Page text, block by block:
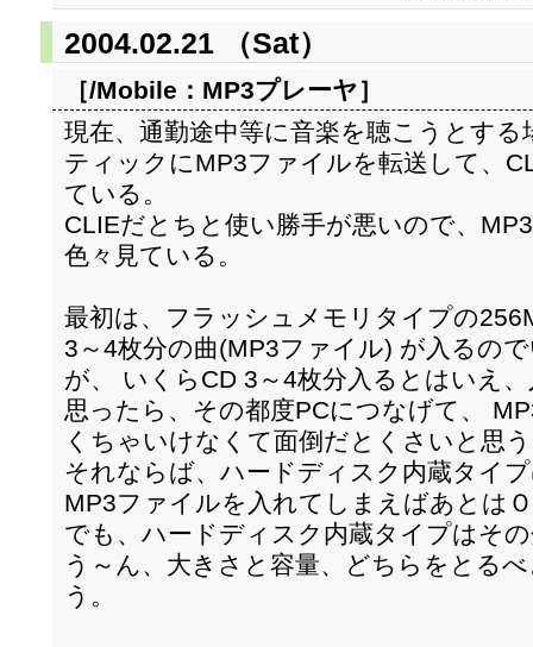
2004.02.21 （Sat）
［/Mobile： MP3プレーヤ］
現在、通勤途中等に音楽を聴こうとす
ティックにMP3ファイルを転送して、
ている。
CLIEだとちと使い勝手が悪いので、
色々見ている。
最初は、フラッシュメモリタイプの
3～4枚分の曲(MP3ファイル) が入るの
が、 いくらCD 3～4枚分入るとはいえ
思ったら、その都度PCにつなげて、
くちゃいけなくて面倒だとくさいと思
それならば、ハードディスク内蔵タイ
MP3ファイルを入れてしまえばあとは
でも、ハードディスク内蔵タイプはそ
う～ん、大きさと容量、どちらをとる
う。